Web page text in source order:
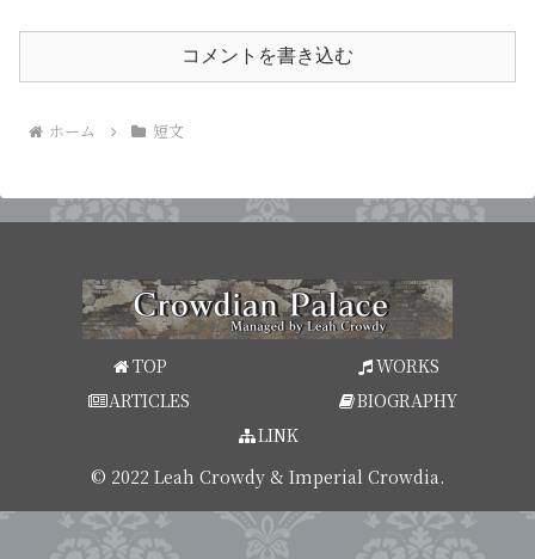
コメントを書き込む
ホーム 短文
TOP
WORKS
ARTICLES
BIOGRAPHY
LINK
© 2022 Leah Crowdy & Imperial Crowdia.